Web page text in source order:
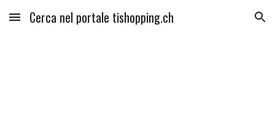
Skip to main content Skip to navigation
Cerca nel portale tishopping.ch